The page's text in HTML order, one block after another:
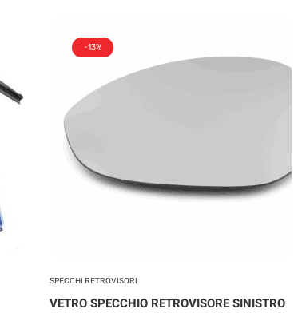
-13%
SPECCHI RETROVISORI
VETRO SPECCHIO RETROVISORE SINISTRO